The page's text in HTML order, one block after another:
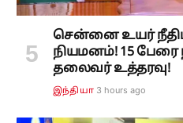
சென்னை உயர்
நியமனம்! 15 பேரை
தலைவர் உத்தரவு!
இந்தியா 3 hours ago